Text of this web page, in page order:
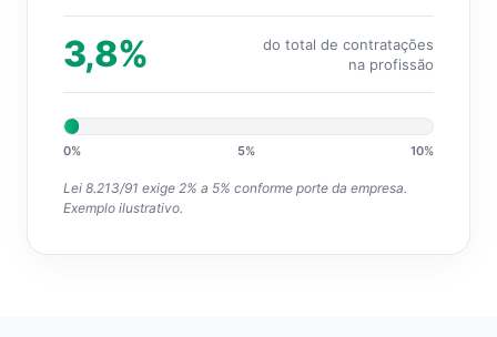
3,8%
do total de contratações
na profissão
0% 5% 10%
Lei 8.213/91 exige 2% a 5% conforme porte da empresa.
Exemplo ilustrativo.